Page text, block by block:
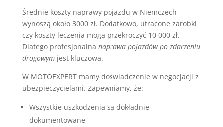
Średnie koszty naprawy pojazdu w Niemczech
wynoszą około 3000 zł. Dodatkowo, utracone zarobki
czy koszty leczenia mogą przekroczyć 10 000 zł.
Dlatego profesjonalna naprawa pojazdów po zdarzeniu
drogowymjest kluczowa.
W MOTOEXPERT mamy doświadczenie w negocjacji z
ubezpieczycielami. Zapewniamy, że:
Wszystkie uszkodzenia są dokładnie
dokumentowane